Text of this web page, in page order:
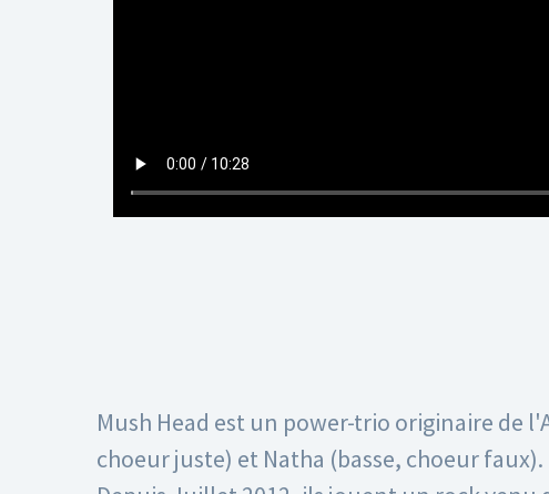
Mush Head est un power-trio originaire de
choeur juste) et Natha (basse, choeur faux).